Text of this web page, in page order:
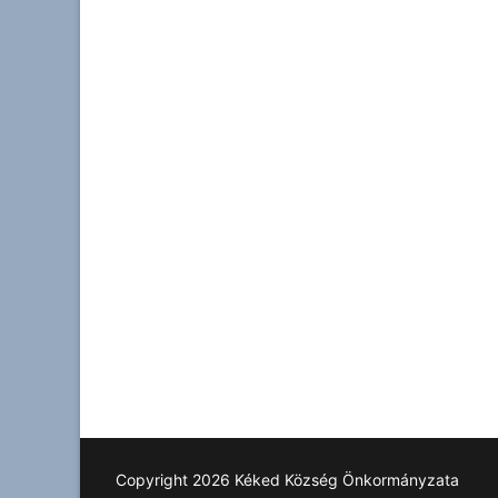
Copyright 2026 Kéked Község Önkormányzata